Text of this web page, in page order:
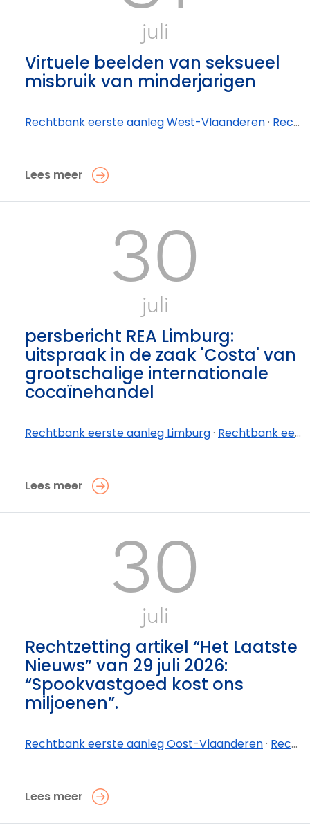
juli
Virtuele beelden van seksueel
misbruik van minderjarigen
Rechtbank eerste aanleg West-Vlaanderen· Rechtbank eerste aanleg West-Vlaanderen - afdeling Kortrijk
Lees meer
30
juli
persbericht REA Limburg:
uitspraak in de zaak 'Costa' van
grootschalige internationale
cocaïnehandel
Rechtbank eerste aanleg Limburg· Rechtbank eerste aanleg Limburg - afdeling Tongeren-Borgloon
Lees meer
30
juli
Rechtzetting artikel “Het Laatste
Nieuws” van 29 juli 2026:
“Spookvastgoed kost ons
miljoenen”.
Rechtbank eerste aanleg Oost-Vlaanderen· Rechtbank eerste aanleg Oost-Vlaanderen - afdeling Oudenaarde
Lees meer